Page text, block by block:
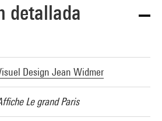
detallada
Design Jean Widmer
Le grand Paris